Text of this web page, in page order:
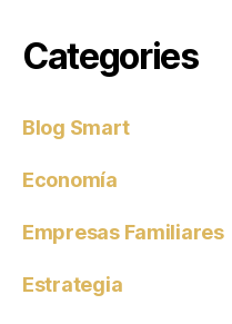
Categories
Blog Smart
Economía
Empresas Familiares
Estrategia